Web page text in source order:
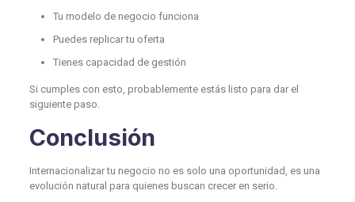
Tu modelo de negocio funciona
Puedes replicar tu oferta
Tienes capacidad de gestión
Si cumples con esto, probablemente estás listo para dar el
siguiente paso.
Conclusión
Internacionalizar tu negocio no es solo una oportunidad, es una
evolución natural para quienes buscan crecer en serio.